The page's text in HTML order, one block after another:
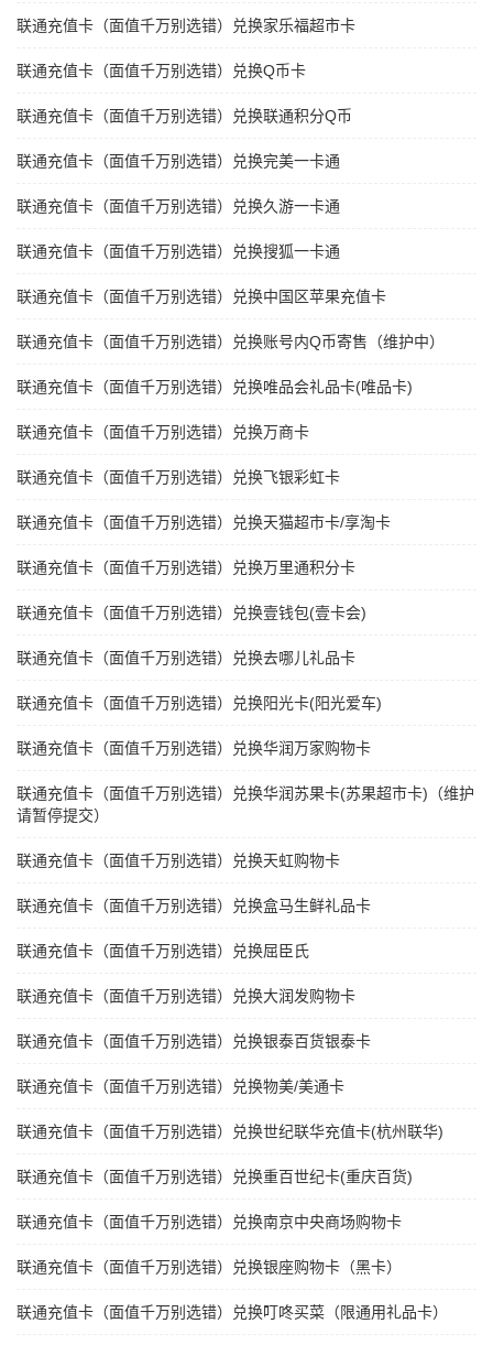
联通充值卡（面值千万别选错）兑换家乐福超市卡
联通充值卡（面值千万别选错）兑换Q币卡
联通充值卡（面值千万别选错）兑换联通积分Q币
联通充值卡（面值千万别选错）兑换完美一卡通
联通充值卡（面值千万别选错）兑换久游一卡通
联通充值卡（面值千万别选错）兑换搜狐一卡通
联通充值卡（面值千万别选错）兑换中国区苹果充值卡
联通充值卡（面值千万别选错）兑换账号内Q币寄售（维护中）
联通充值卡（面值千万别选错）兑换唯品会礼品卡(唯品卡)
联通充值卡（面值千万别选错）兑换万商卡
联通充值卡（面值千万别选错）兑换飞银彩虹卡
联通充值卡（面值千万别选错）兑换天猫超市卡/享淘卡
联通充值卡（面值千万别选错）兑换万里通积分卡
联通充值卡（面值千万别选错）兑换壹钱包(壹卡会)
联通充值卡（面值千万别选错）兑换去哪儿礼品卡
联通充值卡（面值千万别选错）兑换阳光卡(阳光爱车)
联通充值卡（面值千万别选错）兑换华润万家购物卡
联通充值卡（面值千万别选错）兑换华润苏果卡(苏果超市卡)（维护
请暂停提交）
联通充值卡（面值千万别选错）兑换天虹购物卡
联通充值卡（面值千万别选错）兑换盒马生鲜礼品卡
联通充值卡（面值千万别选错）兑换屈臣氏
联通充值卡（面值千万别选错）兑换大润发购物卡
联通充值卡（面值千万别选错）兑换银泰百货银泰卡
联通充值卡（面值千万别选错）兑换物美/美通卡
联通充值卡（面值千万别选错）兑换世纪联华充值卡(杭州联华)
联通充值卡（面值千万别选错）兑换重百世纪卡(重庆百货)
联通充值卡（面值千万别选错）兑换南京中央商场购物卡
联通充值卡（面值千万别选错）兑换银座购物卡（黑卡）
联通充值卡（面值千万别选错）兑换叮咚买菜（限通用礼品卡）